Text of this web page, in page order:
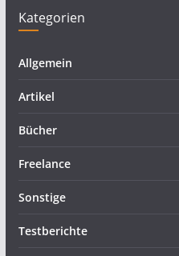
Kategorien
Allgemein
Artikel
Bücher
Freelance
Sonstige
Testberichte